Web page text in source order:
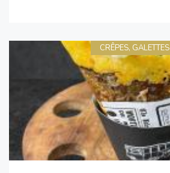
CRÊPES, GALETTES